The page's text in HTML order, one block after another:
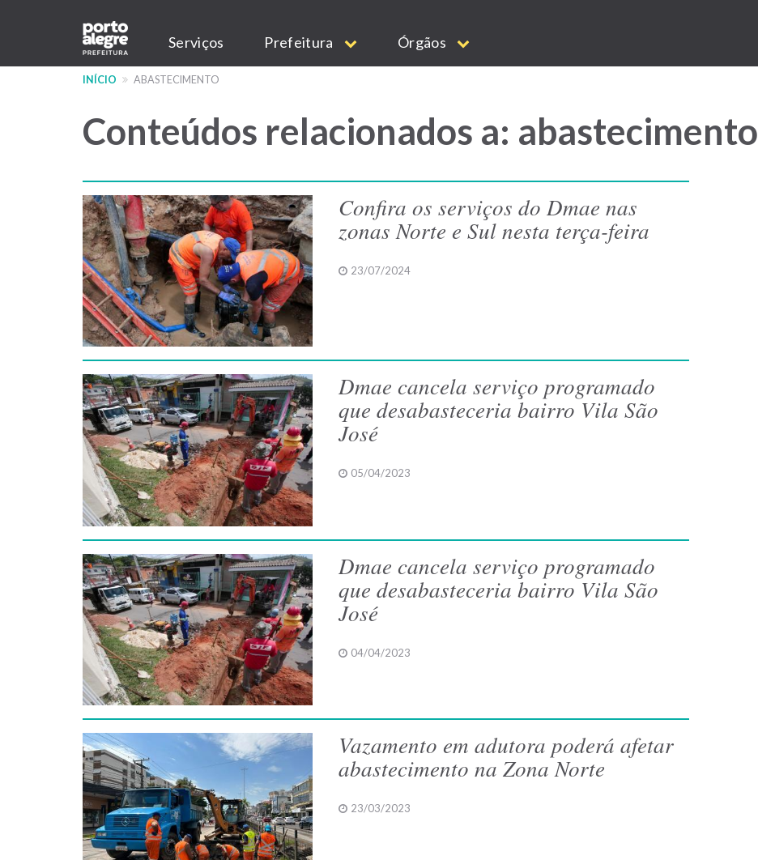
conteúdo
Main
navigation
Serviços Prefeitura Órgãos
INÍCIO ABASTECIMENTO
Conteúdos relacionados a: abastecimento
Confira os serviços do Dmae nas
zonas Norte e Sul nesta terça-feira
23/07/2024
Dmae cancela serviço programado
que desabasteceria bairro Vila São
José
05/04/2023
Dmae cancela serviço programado
que desabasteceria bairro Vila São
José
04/04/2023
Vazamento em adutora poderá afetar
abastecimento na Zona Norte
23/03/2023